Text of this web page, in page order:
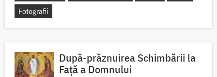
Fotografii
După-prăznuirea Schimbării la
Față a Domnului